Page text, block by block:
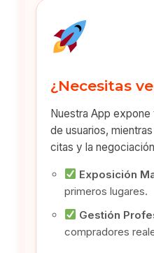
¿Necesitas
Nuestra App
de usuarios,
citas y la
Exposición
primeros lugares.
Gestión
compradores